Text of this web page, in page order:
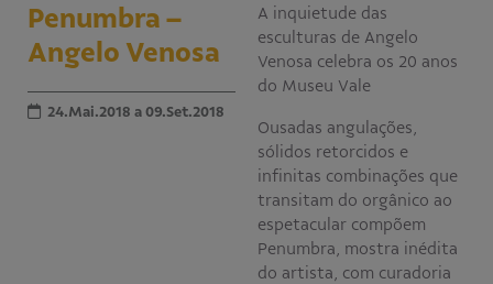
Educativo
Workshops
Penumbra –
Angelo Venosa
24.Mai.2018 a 09.Set.2018
A inquietude das
esculturas de Angelo
Venosa celebra os 20 anos
do Museu Vale
Ousadas angulações,
sólidos retorcidos e
infinitas combinações que
transitam do orgânico ao
espetacular compõem
Penumbra, mostra inédita
do artista, com curadoria